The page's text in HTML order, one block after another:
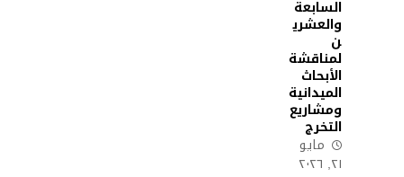
السابعة
والعشري
ن
لمناقشة
الأبحاث
الميدانية
ومشاريع
التخرج
مايو
٢١, ٢٠٢٦